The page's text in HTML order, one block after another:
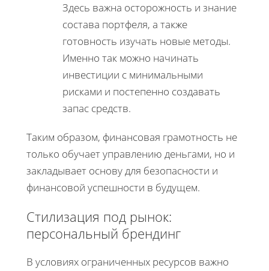
Здесь важна осторожность и знание
состава портфеля, а также
готовность изучать новые методы.
Именно так можно начинать
инвестиции с минимальными
рисками и постепенно создавать
запас средств.
Таким образом, финансовая грамотность не
только обучает управлению деньгами, но и
закладывает основу для безопасности и
финансовой успешности в будущем.
Стилизация под рынок:
персональный брендинг
В условиях ограниченных ресурсов важно